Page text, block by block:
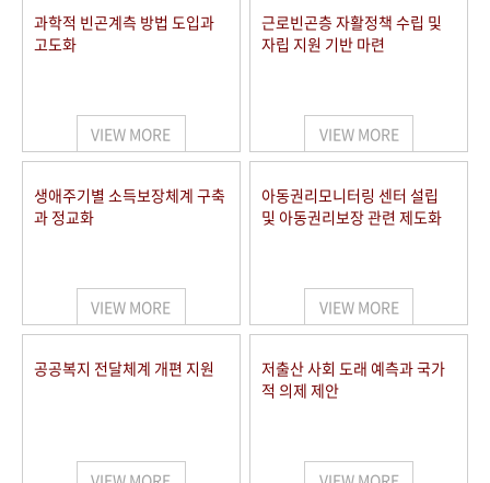
과학적 빈곤계측 방법 도입과
고도화
VIEW MORE
근로빈곤층 자활정책 수립 및
자립 지원 기반 마련
VIEW MORE
생애주기별 소득보장체계 구축
과 정교화
VIEW MORE
아동권리모니터링 센터 설립
및 아동권리보장 관련 제도화
VIEW MORE
공공복지 전달체계 개편 지원
저출산 사회 도래 예측과 국가
적 의제 제안